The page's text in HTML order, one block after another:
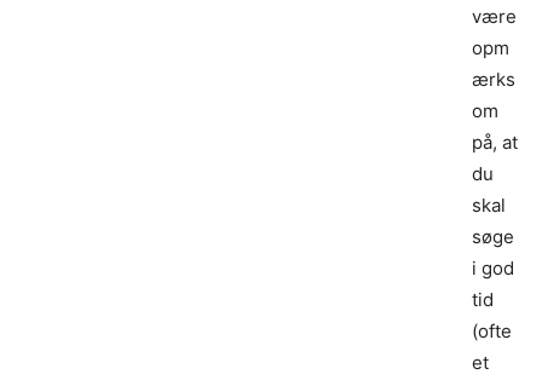
være
opm
ærks
om
på, at
du
skal
søge
i god
tid
(ofte
et